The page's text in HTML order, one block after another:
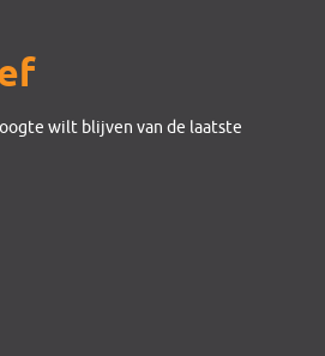
wilt blijven van de laatste